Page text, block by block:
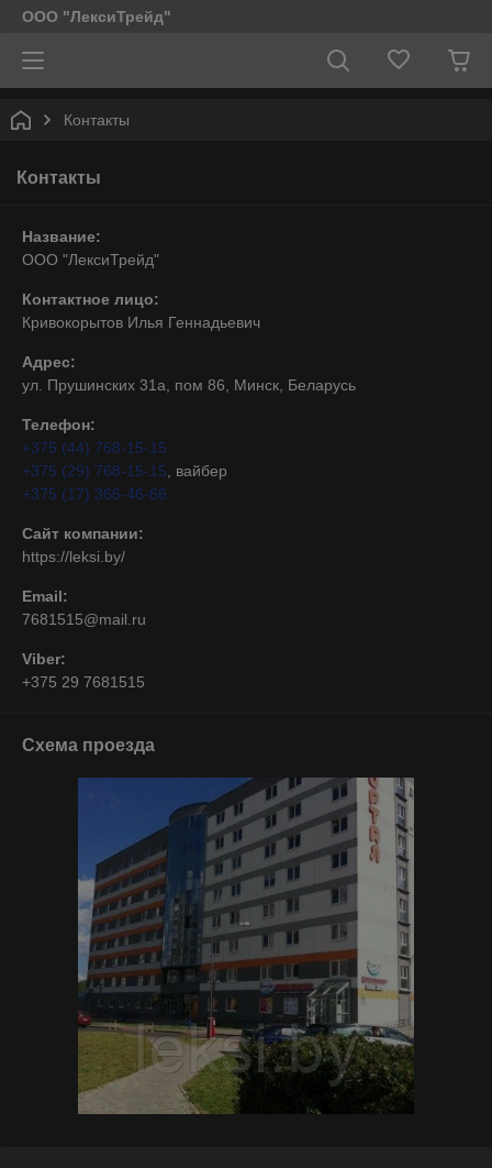
ООО "ЛексиТрейд"
Контакты
Контакты
Название:
ООО "ЛексиТрейд"
Контактное лицо:
Кривокорытов Илья Геннадьевич
Адрес:
ул. Прушинских 31а, пом 86, Минск, Беларусь
Телефон:
+375 (44) 768-15-15
+375 (29) 768-15-15 , вайбер
+375 (17) 366-46-66
Сайт компании:
https://leksi.by/
Email:
7681515@mail.ru
Viber:
+375 29 7681515
Схема проезда